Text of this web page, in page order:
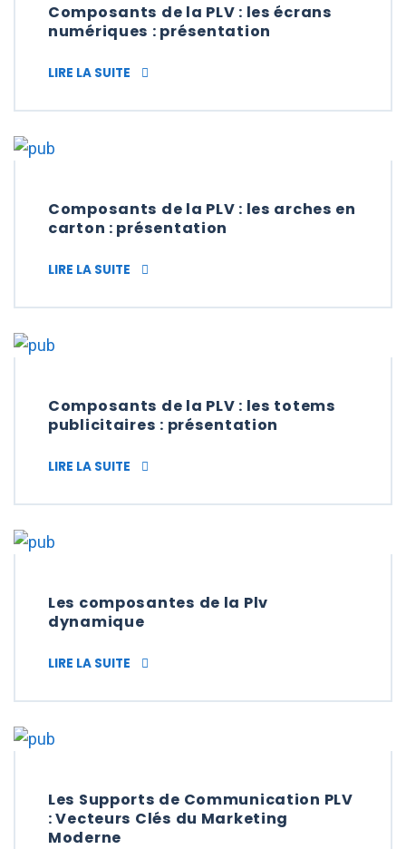
Composants de la PLV : les écrans
numériques : présentation
LIRE LA SUITE COMPOSANTS DE LA PLV : LES ÉCRANS
Composants de la PLV : les arches en
carton : présentation
LIRE LA SUITE COMPOSANTS DE LA PLV : LES ARCHES EN
Composants de la PLV : les totems
publicitaires : présentation
LIRE LA SUITE COMPOSANTS DE LA PLV : LES TOTEMS
Les composantes de la Plv
dynamique
LIRE LA SUITE LES COMPOSANTES DE LA PLV DYNAMIQUE
Les Supports de Communication PLV
: Vecteurs Clés du Marketing
Moderne